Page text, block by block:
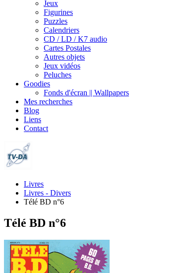
Jeux
Figurines
Puzzles
Calendriers
CD / LD / K7 audio
Cartes Postales
Autres objets
Jeux vidéos
Peluches
Goodies
Fonds d'écran || Wallpapers
Mes recherches
Blog
Liens
Contact
Livres
Livres - Divers
Télé BD n°6
Télé BD n°6